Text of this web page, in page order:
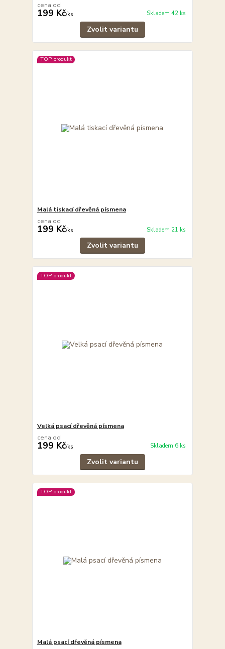
cena od
199 Kč/ks Skladem 42 ks
Zvolit variantu
TOP produkt
Malá tiskací dřevěná písmena
cena od
199 Kč/ks Skladem 21 ks
Zvolit variantu
TOP produkt
Velká psací dřevěná písmena
cena od
199 Kč/ks Skladem 6 ks
Zvolit variantu
TOP produkt
Malá psací dřevěná písmena